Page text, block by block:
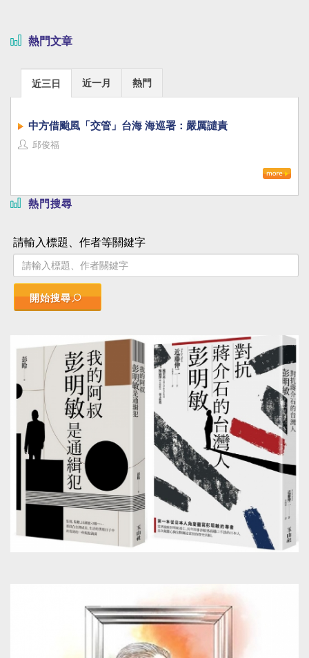
熱門文章
近三日 近一月 熱門
中方借颱風「交管」台海 海巡署：嚴厲譴責
邱俊福
熱門搜尋
請輸入標題、作者等關鍵字
開始搜尋